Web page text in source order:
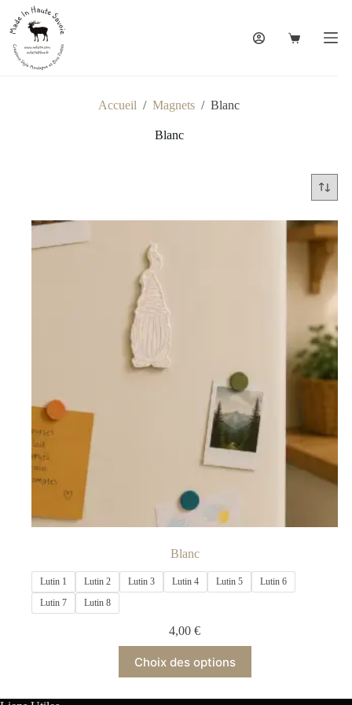
Accueil / Magnets / Blanc
Blanc
Blanc
Lutin 1 Lutin 2 Lutin 3 Lutin 4 Lutin 5
Lutin 6
Lutin 7
Lutin 8
4,00€
Choix des options